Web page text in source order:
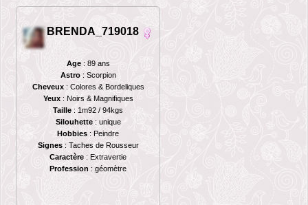
BRENDA_719018
Age: 89 ans
Astro: Scorpion
Cheveux: Colores & Bordeliques
Yeux: Noirs & Magnifiques
Taille : 1m92 / 94kgs
Silouhette: unique
Hobbies : Peindre
Signes: Taches de Rousseur
Caractère : Extravertie
Profession : géomètre